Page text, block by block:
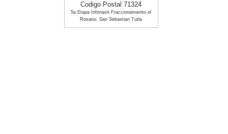
Codigo Postal 71324
5a Etapa Infonavit Fraccionamiento el
Rosario, San Sebastian Tutla